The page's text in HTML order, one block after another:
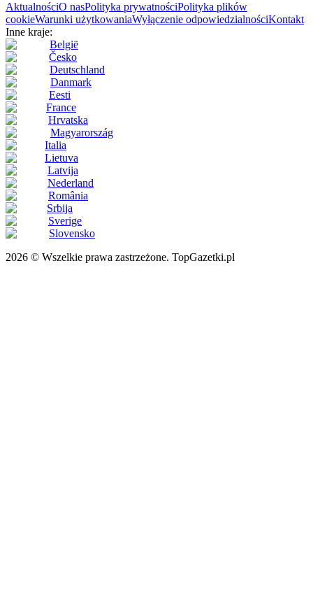
AktualnościO nasPolityka prywatnościPolityka plików
cookieWarunki użytkowaniaWyłączenie odpowiedzialnościKontakt
Inne kraje:
België
Česko
Deutschland
Danmark
Eesti
France
Hrvatska
Magyarország
Italia
Lietuva
Latvija
Nederland
România
Srbija
Sverige
Slovensko
2026 © Wszelkie prawa zastrzeżone. TopGazetki.pl